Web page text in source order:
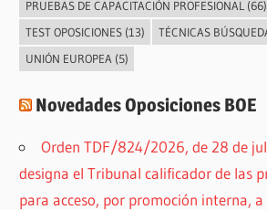
PRUEBAS DE CAPACITACIÓN PROFESIONAL (66)
TEST OPOSICIONES(13) TÉCNICAS
UNIÓN EUROPEA (5)
Novedades Oposiciones BOE
Orden TDF/824/2026, de 28 de
designa el Tribunal calificador de las
para acceso, por promoción interna, a